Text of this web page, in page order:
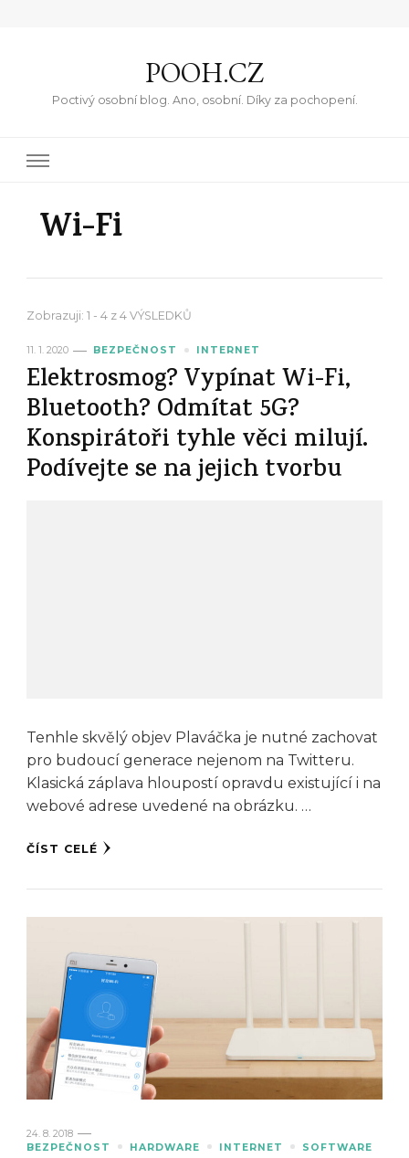
POOH.CZ
Poctivý osobní blog. Ano, osobní. Díky za pochopení.
Wi-Fi
Zobrazuji: 1 - 4 z 4 VÝSLEDKŮ
11. 1. 2020 BEZPEČNOST INTERNET
Elektrosmog? Vypínat Wi-Fi,
Bluetooth? Odmítat 5G?
Konspirátoři tyhle věci milují.
Podívejte se na jejich tvorbu
Tenhle skvělý objev Plaváčka je nutné zachovat
pro budoucí generace nejenom na Twitteru.
Klasická záplava hloupostí opravdu existující i na
webové adrese uvedené na obrázku. …
ČÍST CELÉ
24. 8. 2018
BEZPEČNOST
HARDWARE INTERNET SOFTWARE